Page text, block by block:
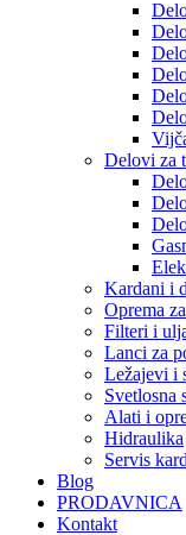
Delovi za
Kardani i
Oprema
Filteri i
Lanci za
Ležajevi i
Svetlosna
Alati i
Hidraulika
Servis
Blog
PRODAVNICA
Kontakt